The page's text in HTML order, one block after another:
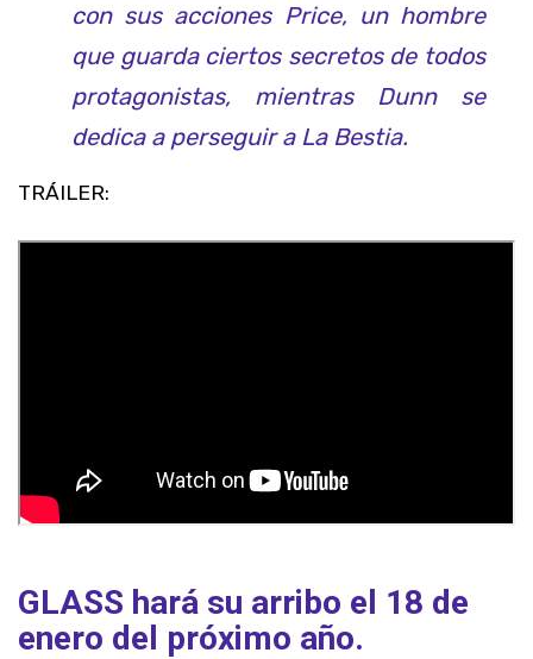
con sus acciones Price, un hombre
que guarda ciertos secretos de todos
protagonistas, mientras Dunn se
dedica a perseguir a La Bestia.
TRÁILER:
GLASS hará su arribo el 18 de
enero del próximo año.